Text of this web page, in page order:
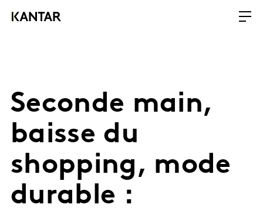
Seconde main,
baisse du
shopping, mode
durable :